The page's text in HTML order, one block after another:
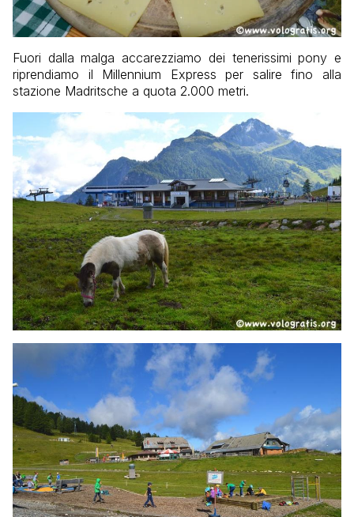
Fuori dalla malga accarezziamo dei tenerissimi pony e
riprendiamo il Millennium Express per salire fino alla
stazione Madritsche a quota 2.000 metri.